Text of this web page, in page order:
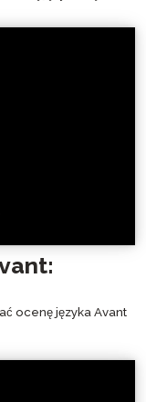
ocenę języka Avant